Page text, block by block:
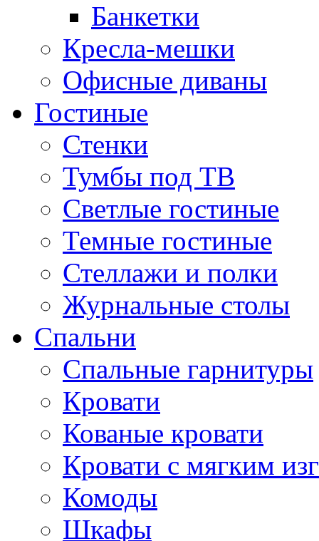
Банкетки
Кресла-мешки
Офисные диваны
Гостиные
Стенки
Тумбы под ТВ
Светлые гостиные
Темные гостиные
Стеллажи и полки
Журнальные столы
Спальни
Спальные гарнитуры
Кровати
Кованые кровати
Кровати с мягким
Комоды
Шкафы